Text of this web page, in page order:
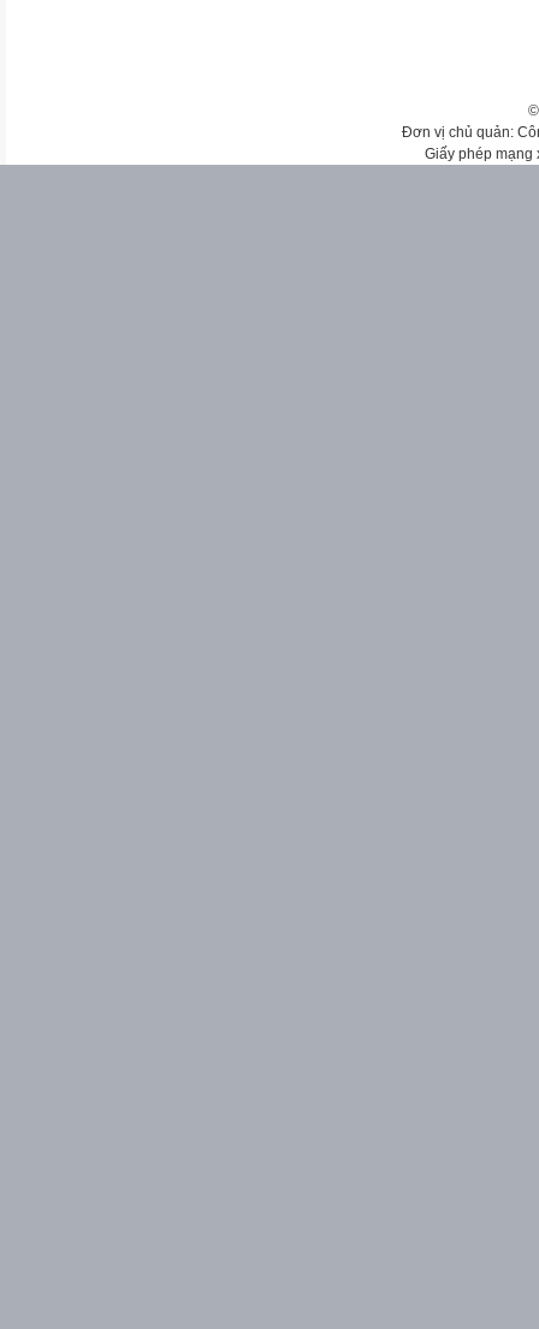
Đơn vị chủ quản:
Giấy phép mạng